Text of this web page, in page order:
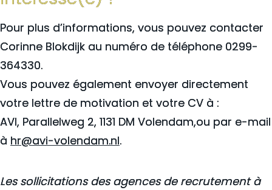
Pour plus d’informations, vous pouvez contacter
Corinne Blokdijk au numéro de téléphone 0299-
364330.
Vous pouvez également envoyer directement
votre lettre de motivation et votre CV à :
AVI, Parallelweg 2, 1131 DM Volendam,ou par e-mail
à hr@avi-volendam.nl.
Les sollicitations des agences de recrutement à